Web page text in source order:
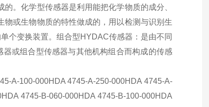
。化学型传感器是利用能把化学物质的成分、
或生物物质的特性做成的，用以检测与识别生
个变换装置。组合型HYDAC传感器：是由不同
或组合型传感器与其他机构组合而构成的传感
A-100-000HDA 4745-A-250-000HDA 4745-A-
4745-B-060-000HDA 4745-B-100-000HDA